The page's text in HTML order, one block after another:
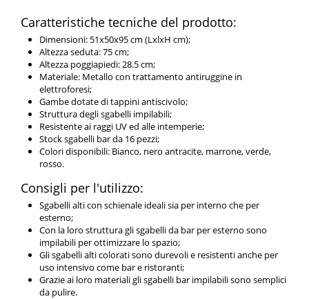
Caratteristiche tecniche del prodotto:
Dimensioni: 51x50x95 cm (LxlxH cm);
Altezza seduta: 75 cm;
Altezza poggiapiedi: 28.5 cm;
Materiale: Metallo con trattamento antiruggine in
elettroforesi;
Gambe dotate di tappini antiscivolo;
Struttura degli sgabelli impilabili;
Resistente ai raggi UV ed alle intemperie;
Stock sgabelli bar da 16 pezzi;
Colori disponibili: Bianco, nero antracite, marrone, verde,
rosso.
Consigli per l'utilizzo:
Sgabelli alti con schienale ideali sia per interno che per
esterno;
Con la loro struttura gli sgabelli da bar per esterno sono
impilabili per ottimizzare lo spazio;
Gli sgabelli alti colorati sono durevoli e resistenti anche per
uso intensivo come bar e ristoranti;
Grazie ai loro materiali gli sgabelli bar impilabili sono semplici
da pulire.